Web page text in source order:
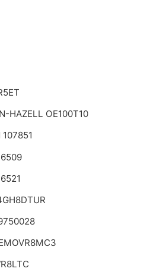
HAZELL OE100T10